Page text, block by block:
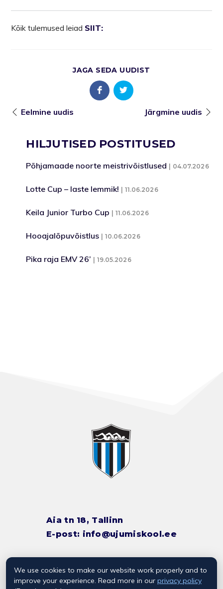
Kõik tulemused leiad SIIT:
JAGA SEDA UUDIST
Eelmine uudis Järgmine uudis
HILJUTISED POSTITUSED
Põhjamaade noorte meistrivõistlused 04.07.2026
Lotte Cup – laste lemmik! 11.06.2026
Keila Junior Turbo Cup 11.06.2026
Hooajalõpuvõistlus 10.06.2026
Pika raja EMV 26’ 19.05.2026
Aia tn 18, Tallinn
E-post: info@ujumiskool.ee
TREENERITE KONTAKTID
We use cookies to make our website work properly and to
improve your experience. Read more in our privacy policy